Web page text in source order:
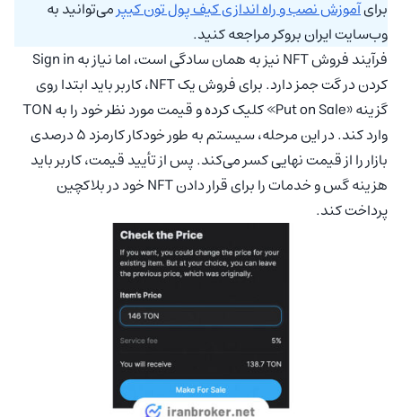
برایآموزش نصب و راه اندازی کیف پول تون کیپرمی‌توانید به
وب‌سایت ایران بروکر مراجعه کنید.
فرآیند فروش NFT نیز به همان سادگی است، اما نیاز به Sign in
کردن در گت جمز دارد. برای فروش یک NFT، کاربر باید ابتدا روی
گزینه «Put on Sale» کلیک کرده و قیمت مورد نظر خود را به TON
وارد کند. در این مرحله، سیستم به طور خودکار کارمزد 5 درصدی
بازار را از قیمت نهایی کسر می‌کند. پس از تأیید قیمت، کاربر باید
هزینه گس و خدمات را برای قرار دادن NFT خود در بلاکچین
پرداخت کند.